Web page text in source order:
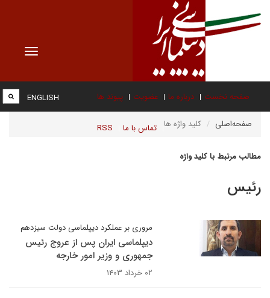
Toggle
صفحه نخست درباره ما عضویت پیوند ها
تماس با ما RSS
ENGLISH
صفحه‌اصلی کلید واژه ها
مطالب مرتبط با کلید واژه
رئیس
مروری بر عملکرد دیپلماسی دولت سیزدهم
دیپلماسی ایران پس از عروج رئیس
جمهوری و وزیر امور خارجه
۰۲ خرداد ۱۴۰۳